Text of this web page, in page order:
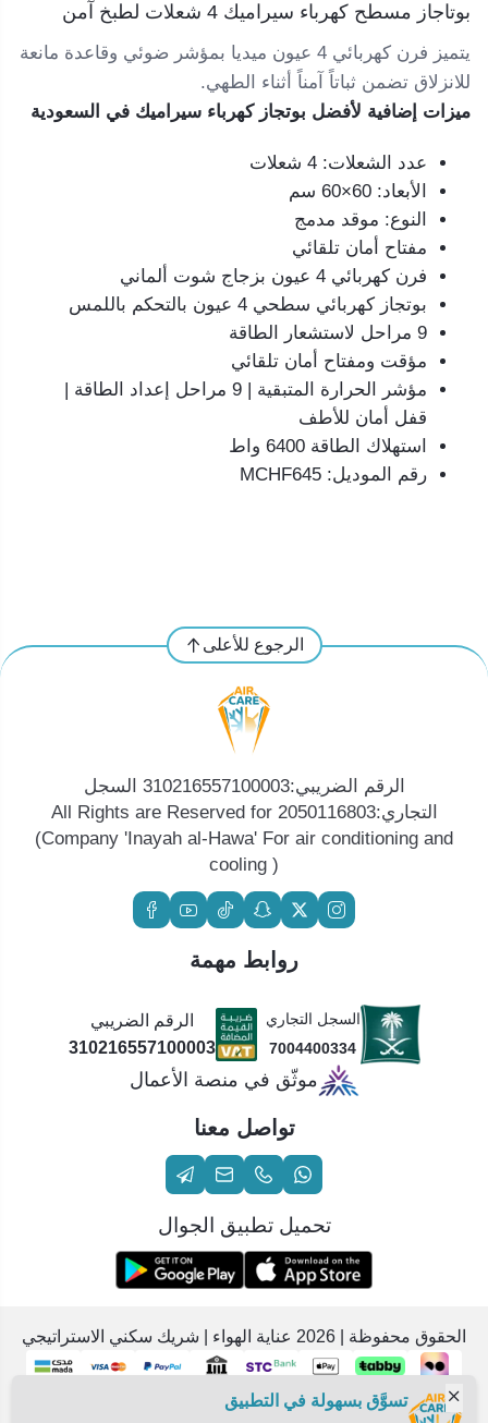
بوتاجاز مسطح كهرباء سيراميك 4 شعلات لطبخ آمن
يتميز فرن كهربائي 4 عيون ميديا بمؤشر ضوئي وقاعدة مانعة
للانزلاق تضمن ثباتاً آمناً أثناء الطهي.
ميزات إضافية لأفضل بوتجاز كهرباء سيراميك في السعودية
عدد الشعلات: 4 شعلات
الأبعاد: 60×60 سم
النوع: موقد مدمج
مفتاح أمان تلقائي
فرن كهربائي 4 عيون بزجاج شوت ألماني
بوتجاز كهربائي سطحي 4 عيون بالتحكم باللمس
9 مراحل لاستشعار الطاقة
مؤقت ومفتاح أمان تلقائي
مؤشر الحرارة المتبقية | 9 مراحل إعداد الطاقة |
قفل أمان للأطف
استهلاك الطاقة 6400 واط
رقم الموديل: MCHF645
الرجوع للأعلى
الرقم الضريبي:310216557100003 السجل
التجاري:2050116803 All Rights are Reserved for
(Company 'Inayah al-Hawa' For air conditioning and
cooling )
روابط مهمة
السجل التجاري
7004400334
الرقم الضريبي
310216557100003
موثّق في منصة الأعمال
تواصل معنا
تحميل تطبيق الجوال
الحقوق محفوظة | 2026 عناية الهواء | شريك سكني الاستراتيجي
تسوَّق بسهولة في التطبيق